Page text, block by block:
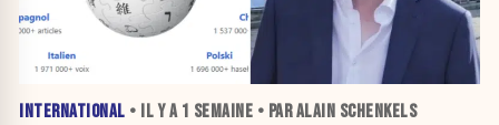
INTERNATIONAL • IL Y A 1 SEMAINE • PAR ALAIN SCHENKELS